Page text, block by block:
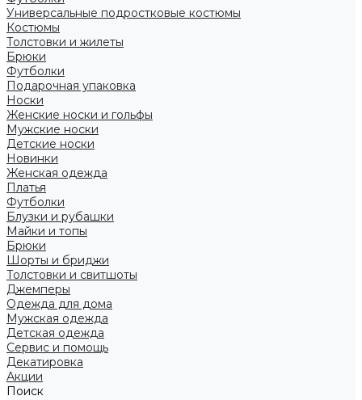
Универсальные подростковые костюмы
Костюмы
Толстовки и жилеты
Брюки
Футболки
Подарочная упаковка
Носки
Женские носки и гольфы
Мужские носки
Детские носки
Новинки
Женская одежда
Платья
Футболки
Блузки и рубашки
Майки и топы
Брюки
Шорты и бриджи
Толстовки и свитшоты
Джемперы
Одежда для дома
Мужская одежда
Детская одежда
Сервис и помощь
Декатировка
Акции
Поиск